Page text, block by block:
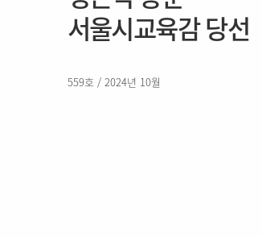
서울시교육감 당선
559호 / 2024년 10월